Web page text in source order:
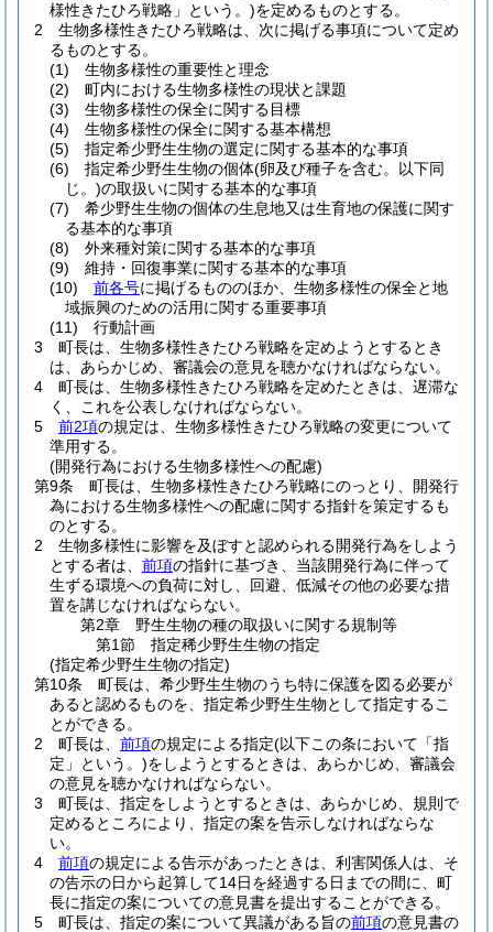
様性きたひろ戦略」という。)を定めるものとする。
2
生物多様性きたひろ戦略は、次に掲げる事項について定め
るものとする。
(1)
生物多様性の重要性と理念
(2)
町内における生物多様性の現状と課題
(3)
生物多様性の保全に関する目標
(4)
生物多様性の保全に関する基本構想
(5)
指定希少野生生物の選定に関する基本的な事項
(6)
指定希少野生生物の個体(卵及び種子を含む。以下同
じ。)の取扱いに関する基本的な事項
(7)
希少野生生物の個体の生息地又は生育地の保護に関す
る基本的な事項
(8)
外来種対策に関する基本的な事項
(9)
維持・回復事業に関する基本的な事項
(10)
前各号に掲げるもののほか、生物多様性の保全と地
域振興のための活用に関する重要事項
(11)
行動計画
3
町長は、生物多様性きたひろ戦略を定めようとするとき
は、あらかじめ、審議会の意見を聴かなければならない。
4
町長は、生物多様性きたひろ戦略を定めたときは、遅滞な
く、これを公表しなければならない。
5
前2項の規定は、生物多様性きたひろ戦略の変更について
準用する。
(開発行為における生物多様性への配慮)
第9条
町長は、生物多様性きたひろ戦略にのっとり、開発行
為における生物多様性への配慮に関する指針を策定するも
のとする。
2
生物多様性に影響を及ぼすと認められる開発行為をしよう
とする者は、 前項の指針に基づき、当該開発行為に伴って
生ずる環境への負荷に対し、回避、低減その他の必要な措
置を講じなければならない。
第2章
野生生物の種の取扱いに関する規制等
第1節
指定稀少野生生物の指定
(指定希少野生生物の指定)
第10条
町長は、希少野生生物のうち特に保護を図る必要が
あると認めるものを、指定希少野生生物として指定するこ
とができる。
2
町長は、 前項の規定による指定(以下この条において「指
定」という。)をしようとするときは、あらかじめ、審議会
の意見を聴かなければならない。
3
町長は、指定をしようとするときは、あらかじめ、規則で
定めるところにより、指定の案を告示しなければならな
い。
4
前項の規定による告示があったときは、利害関係人は、そ
の告示の日から起算して14日を経過する日までの間に、町
長に指定の案についての意見書を提出することができる。
5
町長は、指定の案について異議がある旨の前項の意見書の